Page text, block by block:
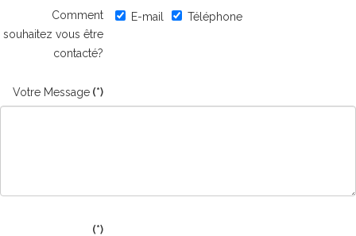
Comment
souhaitez vous être
contacté?
E-mail Téléphone
Votre Message (*)
(*)